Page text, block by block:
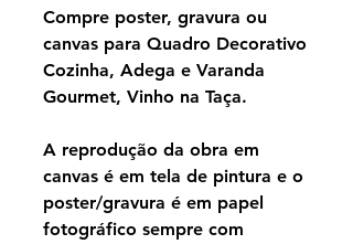
Compre poster, gravura ou
canvas para Quadro Decorativo
Cozinha, Adega e Varanda
Gourmet, Vinho na Taça.
A reprodução da obra em
canvas é em tela de pintura e o
poster/gravura é em papel
fotográfico sempre com